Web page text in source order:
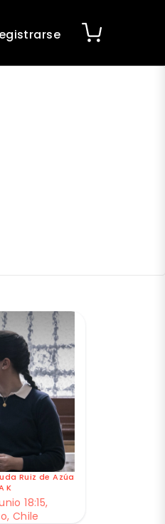
Ruiz de Azúa
K
18:15,
Chile